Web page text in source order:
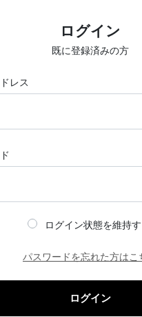
ログイン
既に登録済みの方
レス
ログイン状態を維持
パスワードを忘れた方はこ
ログイン